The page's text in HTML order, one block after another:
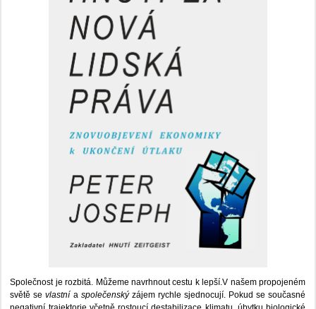
Společnost je rozbitá. Můžeme navrhnout cestu k lepší.V našem propojeném
světě sevlastní a společenskýzájem rychle sjednocují. Pokud se současné